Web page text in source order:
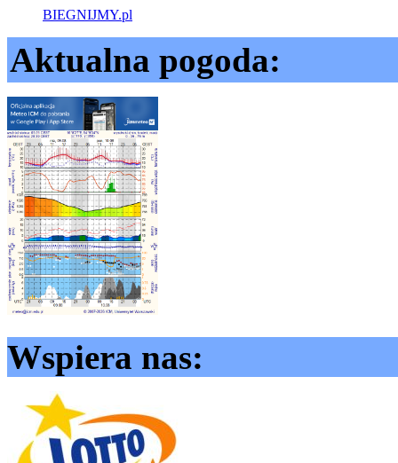
BIEGNIJMY.pl
Aktualna pogoda:
Wspiera nas: